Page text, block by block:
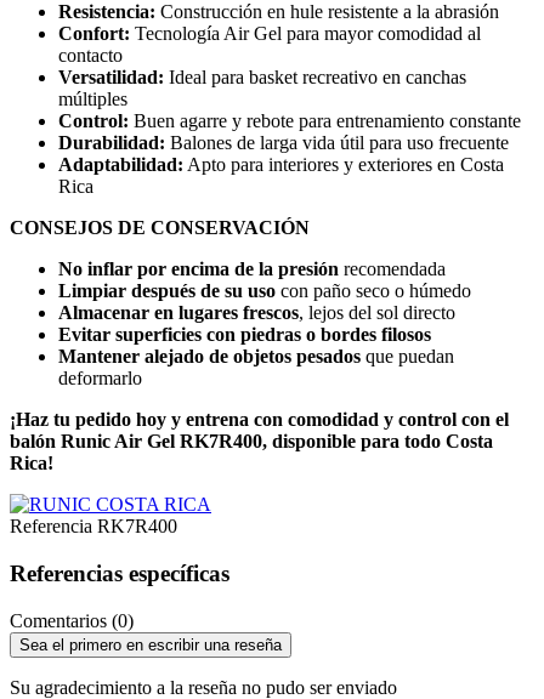
Resistencia: Construcción en hule resistente a la abrasión
Confort: Tecnología Air Gel para mayor comodidad al
contacto
Versatilidad: Ideal para basket recreativo en canchas
múltiples
Control: Buen agarre y rebote para entrenamiento constante
Durabilidad: Balones de larga vida útil para uso frecuente
Adaptabilidad: Apto para interiores y exteriores en Costa
Rica
CONSEJOS DE CONSERVACIÓN
No inflar por encima de la presión recomendada
Limpiar después de su uso con paño seco o húmedo
Almacenar en lugares frescos, lejos del sol directo
Evitar superficies con piedras o bordes filosos
Mantener alejado de objetos pesados que puedan
deformarlo
¡Haz tu pedido hoy y entrena con comodidad y control con el
balón Runic Air Gel RK7R400, disponible para todo Costa
Rica!
Referencia RK7R400
Referencias específicas
Comentarios (0)
Sea el primero en escribir una reseña
Su agradecimiento a la reseña no pudo ser enviado